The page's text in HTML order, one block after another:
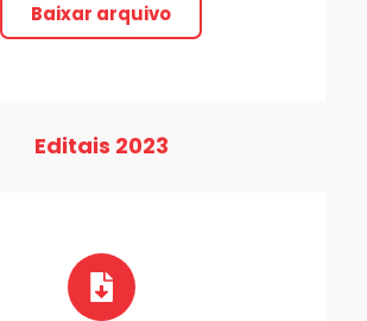
Baixar arquivo
Editais 2023